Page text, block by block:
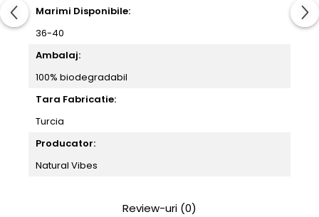
Marimi Disponibile:
36-40
Ambalaj:
100% biodegradabil
Tara Fabricatie:
Turcia
Producator:
Natural Vibes
Review-uri (0)